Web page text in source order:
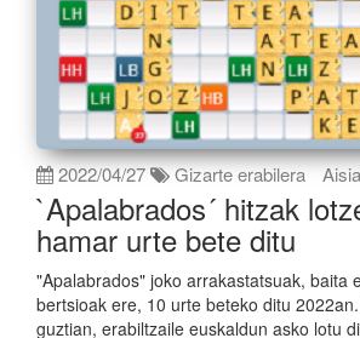
2022/04/27 Gizarte erabilera
`Apalabrados´ hitzak
hamar urte bete ditu
"Apalabrados" joko arrakastatsuak, baita
bertsioak ere, 10 urte beteko ditu
guztian, erabiltzaile euskaldun asko lotu